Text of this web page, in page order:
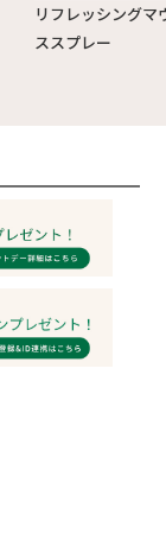
リフレッシングマ
ススプレー